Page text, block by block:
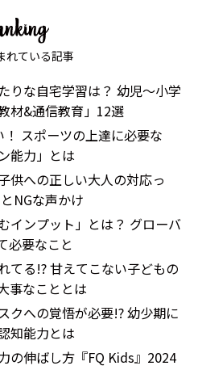
れている記事
りな自宅学習は？ 幼児〜小学
材&通信教育」12選
スポーツの上達に必要な
能力」とは
供への正しい大人の対応っ
NGな声かけ
インプット」とは？ グローバ
必要なこと
てる!? 甘えてこない子どもの
事なこととは
クへの覚悟が必要!? 幼少期に
知能力とは
の伸ばし方『FQ Kids』2024